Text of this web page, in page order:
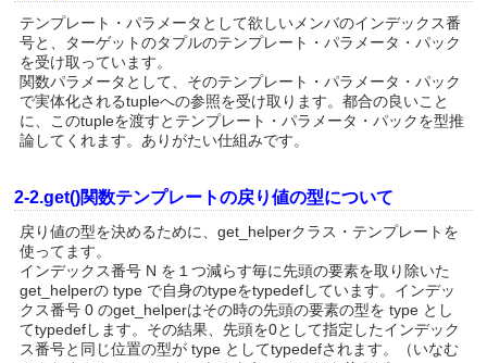
テンプレート・パラメータとして欲しいメンバのインデックス番
号と、ターゲットのタプルのテンプレート・パラメータ・パック
を受け取っています。
関数パラメータとして、そのテンプレート・パラメータ・パック
で実体化されるtupleへの参照を受け取ります。都合の良いこと
に、このtupleを渡すとテンプレート・パラメータ・パックを型推
論してくれます。ありがたい仕組みです。
2-2.get()関数テンプレートの戻り値の型について
戻り値の型を決めるために、get_helperクラス・テンプレートを
使ってます。
インデックス番号 N を１つ減らす毎に先頭の要素を取り除いた
get_helperの type で自身のtypeをtypedefしています。インデッ
クス番号 0 のget_helperはその時の先頭の要素の型を type とし
てtypedefします。その結果、先頭を0として指定したインデック
ス番号と同じ位置の型が type としてtypedefされます。（いなむ